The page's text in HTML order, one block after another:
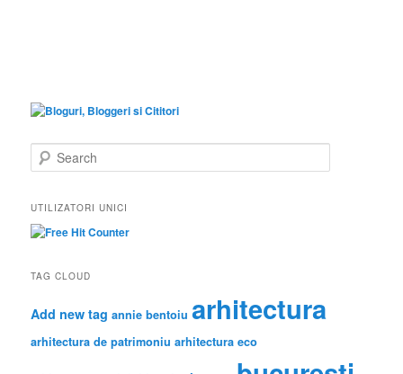
e
r
c
h
UTILIZATORI UNICI
TAG CLOUD
Add new tag annie bentoiu arhitectura
arhitectura de patrimoniu arhitectura eco